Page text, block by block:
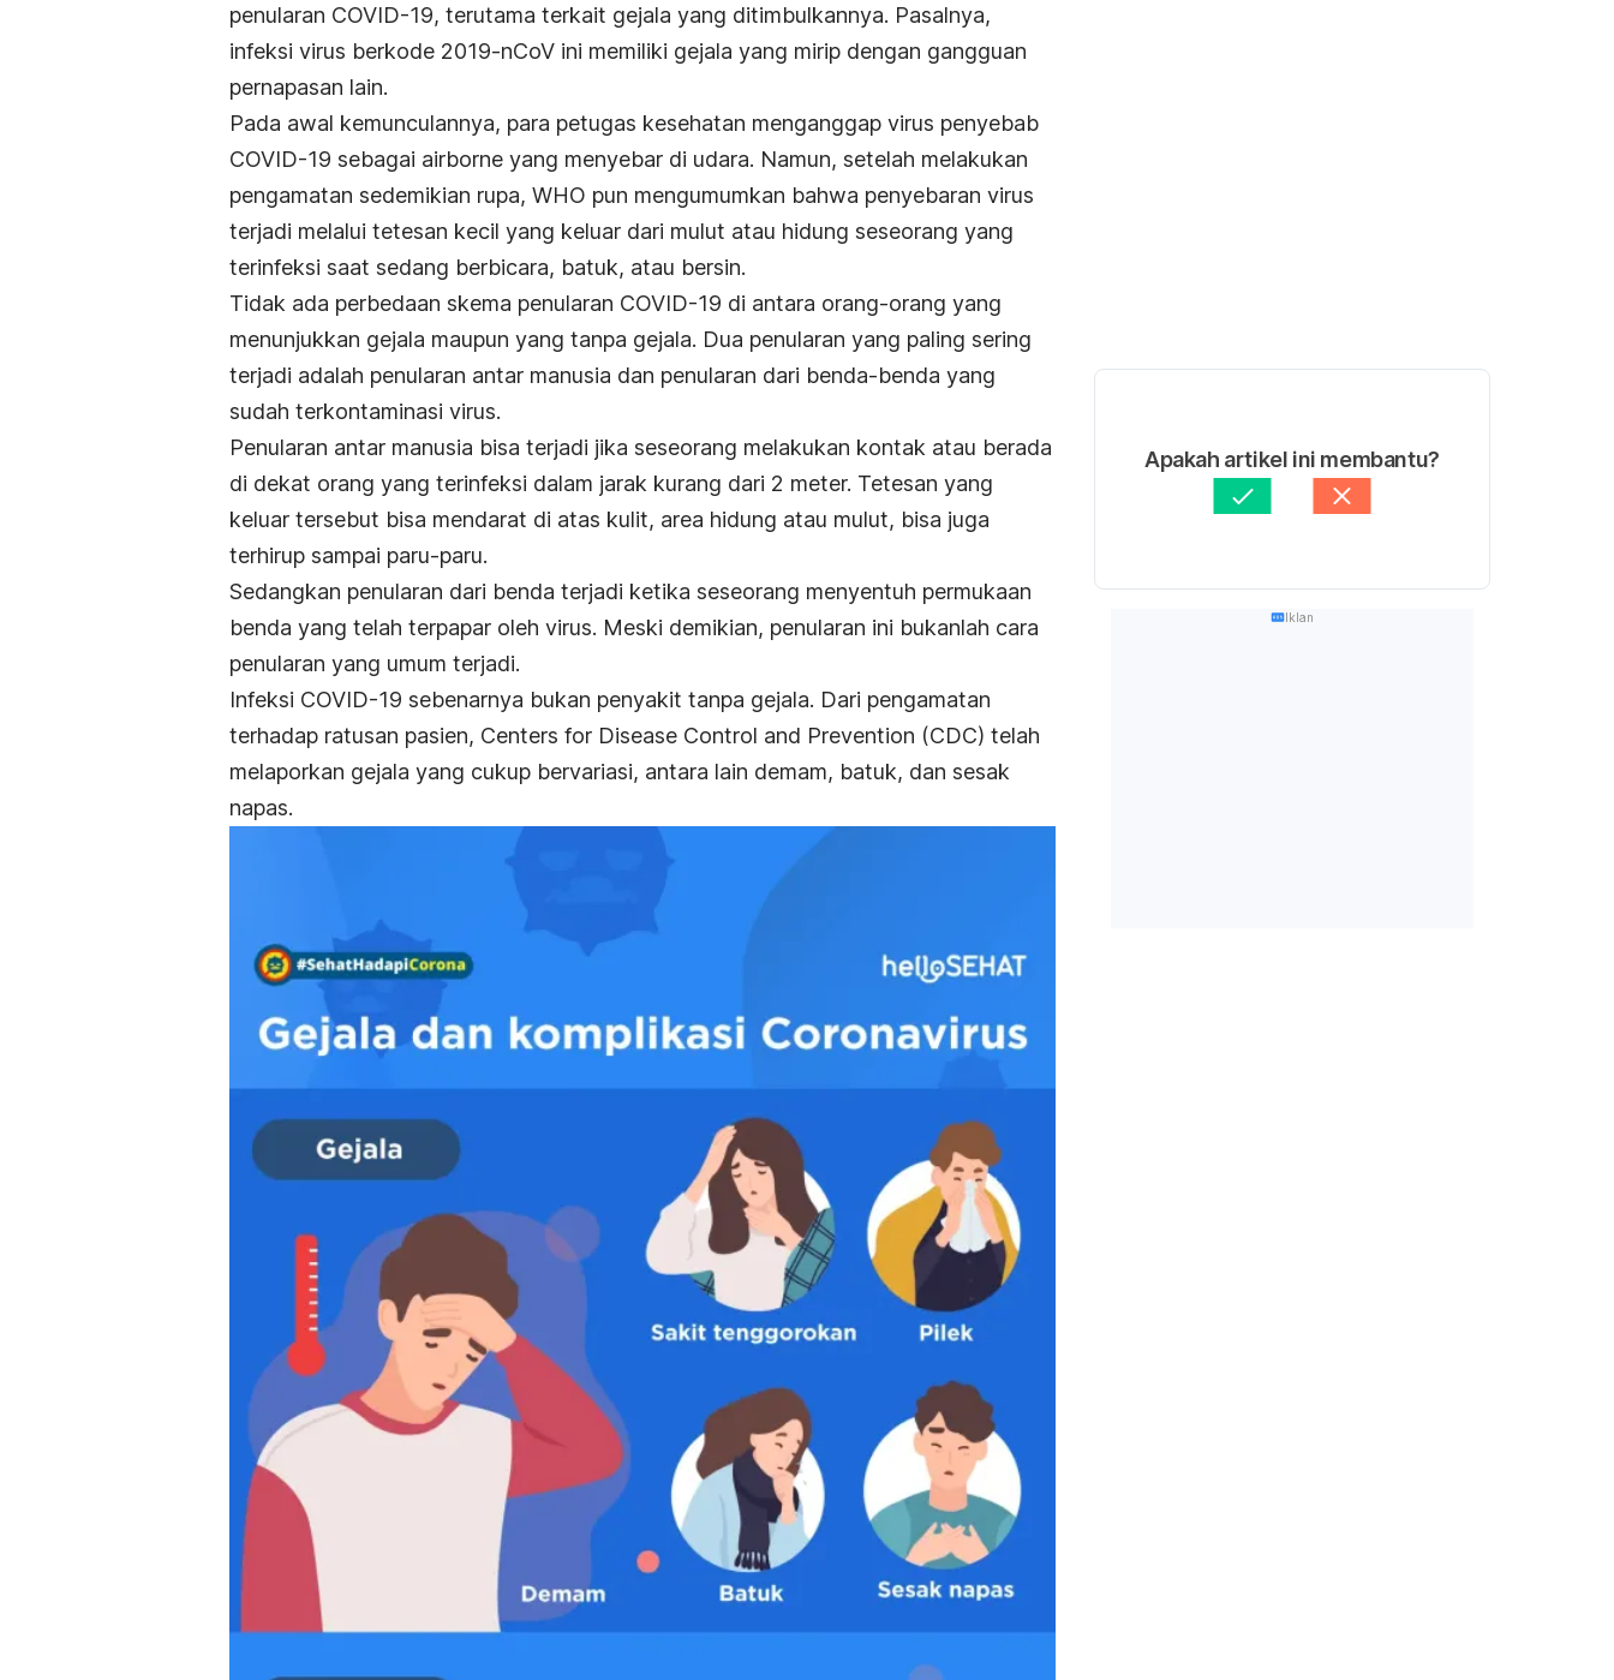
penularan COVID-19, terutama terkait gejala yang ditimbulkannya. Pasalnya,
infeksi virus berkode 2019-nCoV ini memiliki gejala yang mirip dengan gangguan
pernapasan lain.
Pada awal kemunculannya, para petugas kesehatan menganggap virus penyebab
COVID-19 sebagai airborne yang menyebar di udara. Namun, setelah melakukan
pengamatan sedemikian rupa, WHO pun mengumumkan bahwa penyebaran virus
terjadi melalui tetesan kecil yang keluar dari mulut atau hidung seseorang yang
terinfeksi saat sedang berbicara, batuk, atau bersin.
Tidak ada perbedaan skema penularan COVID-19 di antara orang-orang yang
menunjukkan gejala maupun yang tanpa gejala. Dua penularan yang paling sering
terjadi adalah penularan antar manusia dan penularan dari benda-benda yang
sudah terkontaminasi virus.
Penularan antar manusia bisa terjadi jika seseorang melakukan kontak atau berada
di dekat orang yang terinfeksi dalam jarak kurang dari 2 meter. Tetesan yang
keluar tersebut bisa mendarat di atas kulit, area hidung atau mulut, bisa juga
terhirup sampai paru-paru.
Sedangkan penularan dari benda terjadi ketika seseorang menyentuh permukaan
benda yang telah terpapar oleh virus. Meski demikian, penularan ini bukanlah cara
penularan yang umum terjadi.
Infeksi COVID-19 sebenarnya bukan penyakit tanpa gejala. Dari pengamatan
terhadap ratusan pasien, Centers for Disease Control and Prevention (CDC) telah
melaporkan gejala yang cukup bervariasi, antara lain demam, batuk, dan sesak
napas.
Apakah artikel ini membantu?
Iklan